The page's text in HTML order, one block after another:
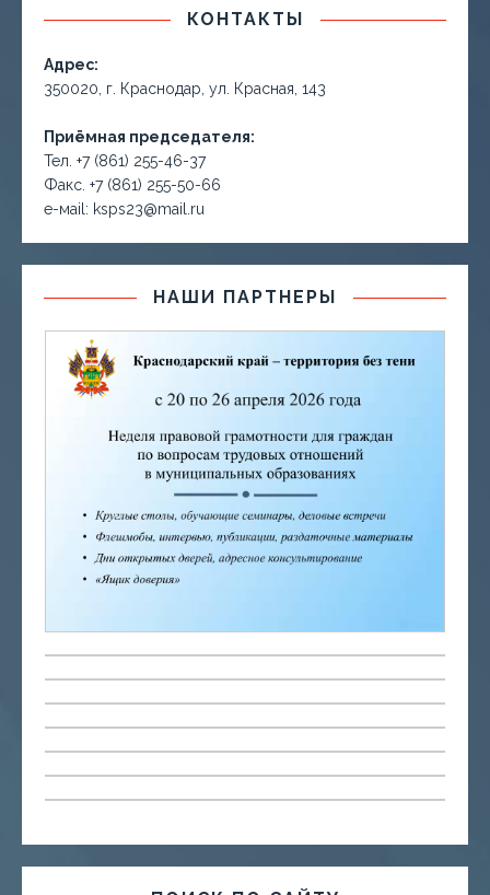
КОНТАКТЫ
Адрес:
350020, г. Краснодар, ул. Красная, 143
Приёмная председателя:
Тел. +7 (861) 255-46-37
Факс. +7 (861) 255-50-66
е-маil: ksps23@mail.ru
НАШИ ПАРТНЕРЫ